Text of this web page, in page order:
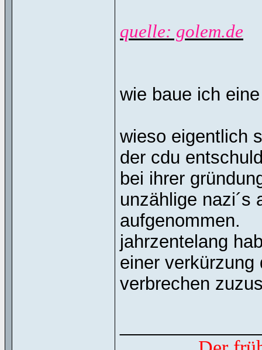
quelle: golem.de
wie baue ich
wieso eigentlich
der cdu
bei ihrer
unzählige nazi´s
aufgenommen.
jahrzentelang
einer verkürzung
verbrechen